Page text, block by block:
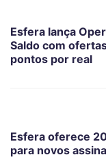
Esfera lança
Saldo com
pontos por real
Esfera oferece
para novos